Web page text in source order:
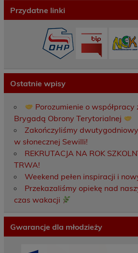
Przydatne linki
Ostatnie wpisy
Porozumienie o współpracy
Brygadą Obrony Terytorialnej
Zakończyliśmy
w słonecznej Sewilli!
REKRUTACJA NA ROK
TRWA!
Weekend pełen inspiracji i
Przekazaliśmy opiekę nad
czas wakacji
Gwarancje dla młodzieży